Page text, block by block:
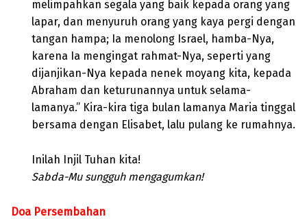
melimpahkan segala yang baik kepada orang yang
lapar, dan menyuruh orang yang kaya pergi dengan
tangan hampa; Ia menolong Israel, hamba-Nya,
karena Ia mengingat rahmat-Nya, seperti yang
dijanjikan-Nya kepada nenek moyang kita, kepada
Abraham dan keturunannya untuk selama-
lamanya.” Kira-kira tiga bulan lamanya Maria tinggal
bersama dengan Elisabet, lalu pulang ke rumahnya.
Inilah Injil Tuhan kita!
Sabda-Mu sungguh mengagumkan!
Doa Persembahan